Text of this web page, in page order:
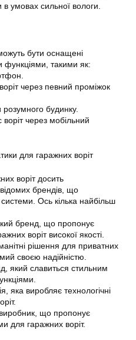
в умовах сильної вологи.
бути оснащені
функціями, такими як:
через певний проміжок
будинку.
через мобільний
для гаражних воріт
воріт досить
відомих брендів, що
системи. Ось кілька найбільш
бренд, що пропонує
воріт високої якості.
рішення для приватних
своєю надійністю.
славиться стильним
яка виробляє технологічні
що пропонує
для гаражних воріт.